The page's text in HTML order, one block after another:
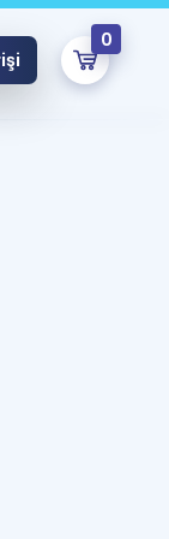
0
seni bekliyor!